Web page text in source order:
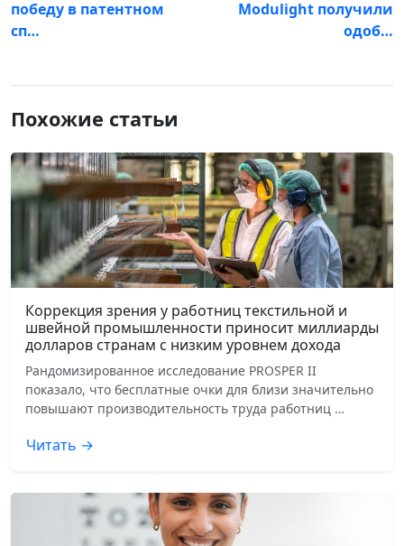
победу в патентном
сп…
Modulight получили
одоб…
Похожие статьи
Коррекция зрения у работниц текстильной и
швейной промышленности приносит миллиарды
долларов странам с низким уровнем дохода
Рандомизированное исследование PROSPER II
показало, что бесплатные очки для близи значительно
повышают производительность труда работниц …
Читать →